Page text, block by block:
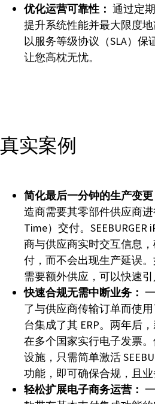
优化运营可靠性： 通过定
提升系统性能并最大限度
以服务等级协议（SLA）保
让您高枕无忧。
真实案例
简化最后一分钟的生产变更
造商需要其零部件供应商
Time）交付。SEEBURGER
商与供应商实时交互信息
付，而不会出现生产延误
需要额外供应，可以快速引
快速合规无需中断业务：
了与供应商传输订单而使用
台集成了其 ERP。两年后
在多个国家实行电子发票
设施，只需简单激活
功能，即可确保合规，且业
轻松扩展电子商务运营：